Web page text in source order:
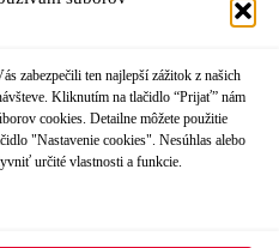
zabezpečili ten najlepší zážitok z našich
Kliknutím na tlačidlo “Prijať” nám
cookies. Detailne môžete použitie
"Nastavenie cookies". Nesúhlas alebo
určité vlastnosti a funkcie.